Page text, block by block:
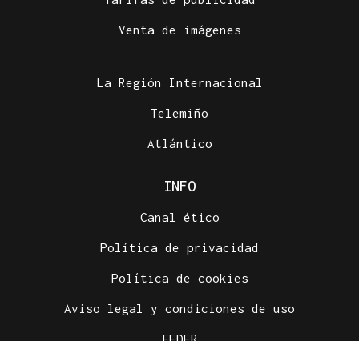
Venta de imágenes
La Región Internacional
Telemiño
Atlántico
INFO
Canal ético
Política de privacidad
Política de cookies
Aviso legal y condiciones de uso